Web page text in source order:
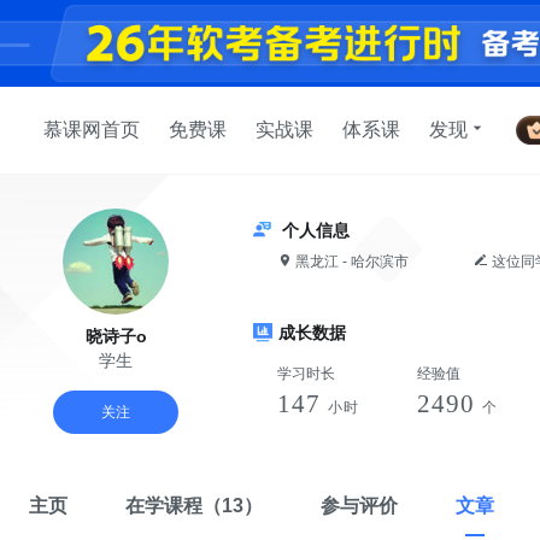
慕课网首页 免费课 实战课 体系课 发现
晓诗子o
学生
关注
个人信息
黑龙江 - 哈尔滨市 这位同
成长数据
学习时长
147 小时
经验值
2490 个
主页 在学课程 （13） 参与评价 文章